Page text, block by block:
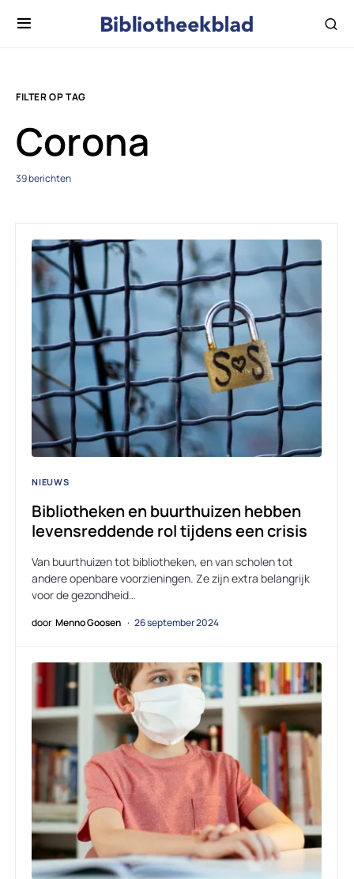
FILTER OP TAG
Corona
39 berichten
NIEUWS
Bibliotheken en buurthuizen hebben
levensreddende rol tijdens een crisis
Van buurthuizen tot bibliotheken, en van scholen tot
andere openbare voorzieningen. Ze zijn extra belangrijk
voor de gezondheid…
door Menno Goosen 26 september 2024